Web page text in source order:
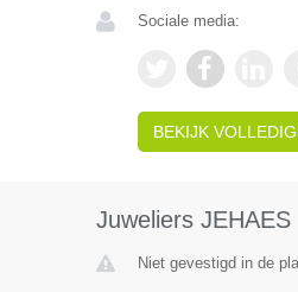
Sociale media:
BEKIJK
Juweliers JEHAES
Niet gevestigd in de